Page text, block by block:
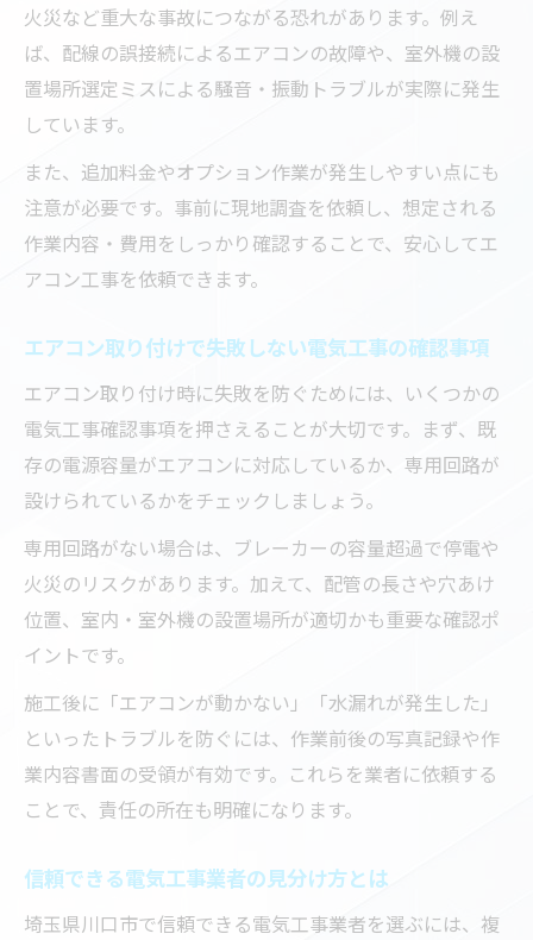
火災など重大な事故につながる恐れがあります。例え
ば、配線の誤接続によるエアコンの故障や、室外機の設
置場所選定ミスによる騒音・振動トラブルが実際に発生
しています。
また、追加料金やオプション作業が発生しやすい点にも
注意が必要です。事前に現地調査を依頼し、想定される
作業内容・費用をしっかり確認することで、安心してエ
アコン工事を依頼できます。
エアコン取り付けで失敗しない電気工事の確認事項
エアコン取り付け時に失敗を防ぐためには、いくつかの
電気工事確認事項を押さえることが大切です。まず、既
存の電源容量がエアコンに対応しているか、専用回路が
設けられているかをチェックしましょう。
専用回路がない場合は、ブレーカーの容量超過で停電や
火災のリスクがあります。加えて、配管の長さや穴あけ
位置、室内・室外機の設置場所が適切かも重要な確認ポ
イントです。
施工後に「エアコンが動かない」「水漏れが発生した」
といったトラブルを防ぐには、作業前後の写真記録や作
業内容書面の受領が有効です。これらを業者に依頼する
ことで、責任の所在も明確になります。
信頼できる電気工事業者の見分け方とは
埼玉県川口市で信頼できる電気工事業者を選ぶには、複